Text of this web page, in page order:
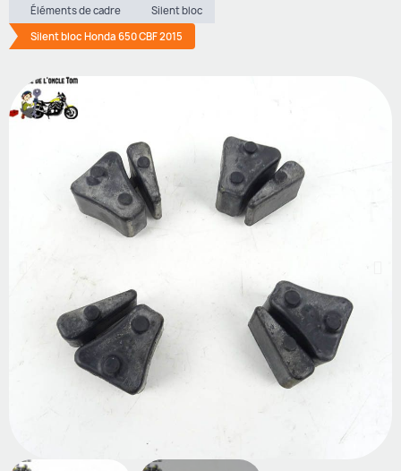
Éléments de cadre
Silent bloc
Silent bloc Honda 650 CBF 2015